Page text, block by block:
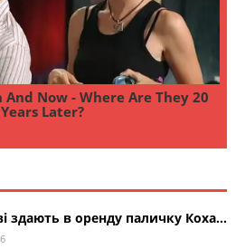
здають в оренду паличку Коха…